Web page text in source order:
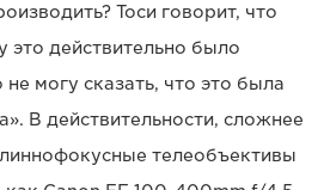
Тоси говорит, что
это действительно было
не могу сказать, что это была
В действительности, сложнее
телеобъективы